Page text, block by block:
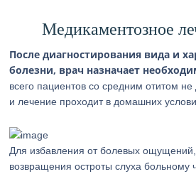
Медикаментозное
После диагностирования вида и
болезни, врач назначает
всего пациентов со средним отитом
и лечение проходит в домашних
Для избавления от болевых ощущений,
возвращения остроты слуха больному